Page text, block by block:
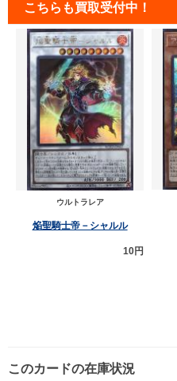
こちらも買取受付中！
ウルトラレア
焔聖騎士帝－シャルル
10円
このカードの在庫状況